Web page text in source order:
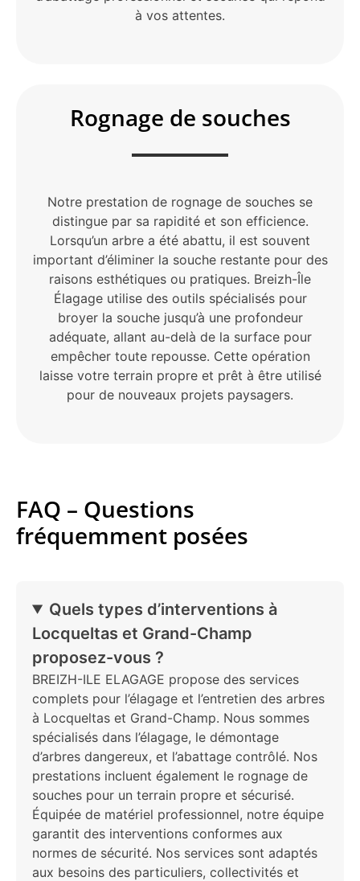
à vos attentes.
Rognage de souches
Notre prestation de rognage de souches se
distingue par sa rapidité et son efficience.
Lorsqu’un arbre a été abattu, il est souvent
important d’éliminer la souche restante pour des
raisons esthétiques ou pratiques. Breizh-Île
Élagage utilise des outils spécialisés pour
broyer la souche jusqu’à une profondeur
adéquate, allant au-delà de la surface pour
empêcher toute repousse. Cette opération
laisse votre terrain propre et prêt à être utilisé
pour de nouveaux projets paysagers.
FAQ – Questions
fréquemment posées
Quels types d’interventions à
Locqueltas et Grand-Champ
proposez-vous ?
BREIZH-ILE ELAGAGE propose des services
complets pour l’élagage et l’entretien des arbres
à Locqueltas et Grand-Champ. Nous sommes
spécialisés dans l’élagage, le démontage
d’arbres dangereux, et l’abattage contrôlé. Nos
prestations incluent également le rognage de
souches pour un terrain propre et sécurisé.
Équipée de matériel professionnel, notre équipe
garantit des interventions conformes aux
normes de sécurité. Nos services sont adaptés
aux besoins des particuliers, collectivités et